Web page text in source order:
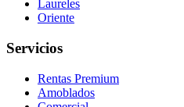
Laureles
Oriente
Servicios
Rentas Premium
Amoblados